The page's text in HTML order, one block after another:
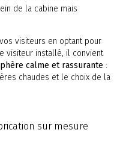
de la cabine mais
visiteurs en optant pour
visiteur installé, il convient
calme et rassurante :
chaudes et le choix de la
sur mesure